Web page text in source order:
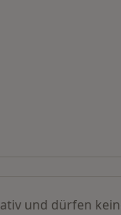
und dürfen